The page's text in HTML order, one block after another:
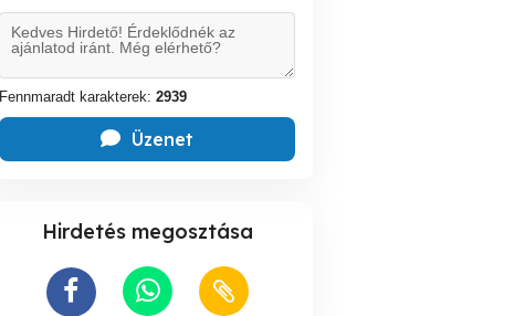
Fennmaradt karakterek: 2939
Üzenet
Hirdetés megosztása